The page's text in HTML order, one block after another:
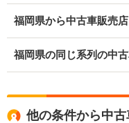
福岡県から中古車販売
福岡県の同じ系列の中
他の条件から中